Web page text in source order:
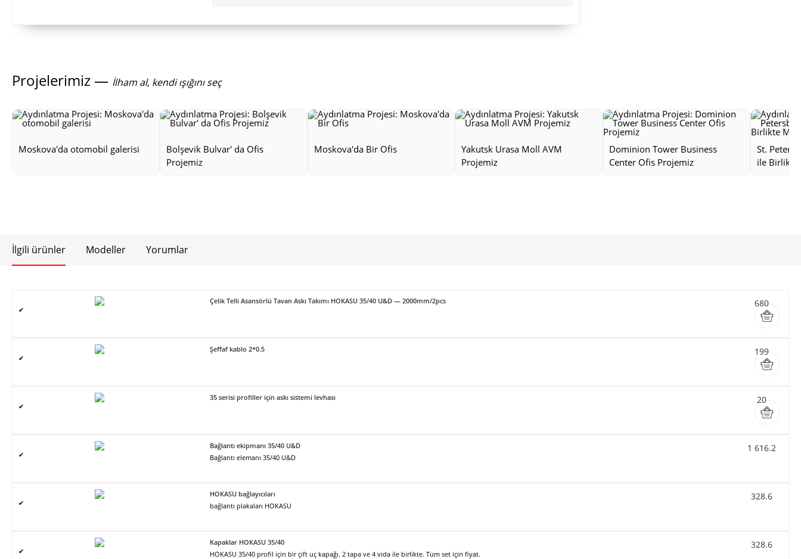
Projelerimiz — İlham al, kendi ışığını seç
Moskova'da otomobil galerisi
Bolşevik Bulvar' da Ofis
Projemiz
Moskova'da Bir Ofis
Yakutsk Urasa Moll AVM
Projemiz
Dominion Tower Business
Center Ofis Projemiz
St.
ile Birlikte
İlgili ürünler Modeller Yorumlar
✔
Çelik Telli Asansörlü Tavan Askı Takımı HOKASU 35/40 U&D — 2000mm/2pcs 680
✔
Şeffaf kablo 2*0.5 199
✔
35 serisi profiller için askı sistemi levhası 20
✔
Bağlantı ekipmanı 35/40 U&D
Bağlantı elemanı 35/40 U&D
1 616.2
✔
HOKASU bağlayıcıları
bağlantı plakaları HOKASU
328.6
✔
Kapaklar HOKASU 35/40
HOKASU 35/40 profil için bir çift uç kapağı. 2 tapa ve 4 vida ile birlikte. Tüm set için fiyat.
328.6